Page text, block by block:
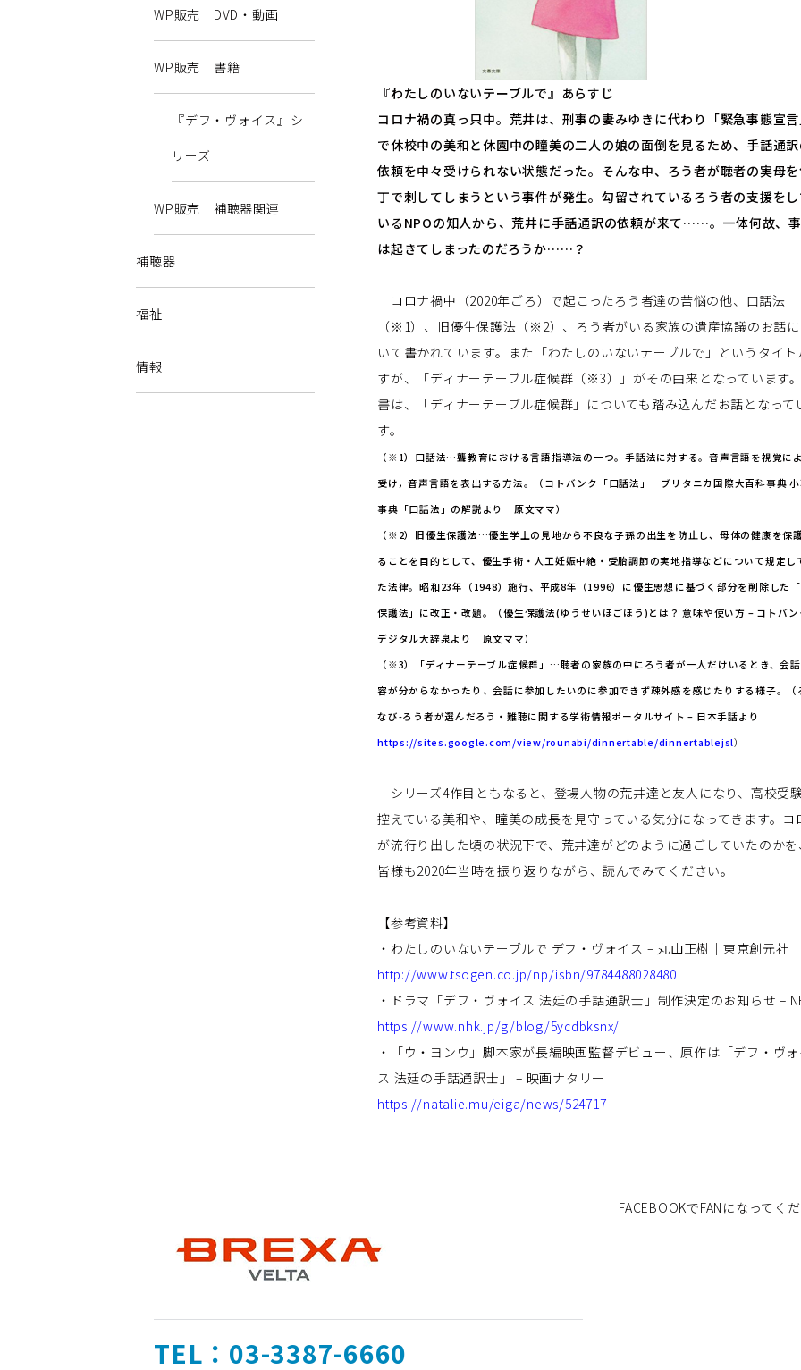
『わたしのいないテーブルで』あらすじ
コロナ禍の真っ只中。荒井は、刑事の妻みゆきに代わり「緊急事態宣言
で休校中の美和と休園中の瞳美の二人の娘の面倒を見るため、手話通訳
依頼を中々受けられない状態だった。そんな中、ろう者が聴者の実母
丁で刺してしまうという事件が発生。勾留されているろう者の支援をし
いる NPOの知人から、荒井に手話通訳の依頼が来て……。一体何故、
は起きてしまったのだろうか……？
コロナ禍中（2020年ごろ）で起こったろう者達の苦悩の他、口話法
（※ 1）、旧優生保護法（※ 2）、ろう者がいる家族の遺産協議のお話
いて書かれています。また「わたしのいないテーブルで」というタイト
すが、「ディナーテーブル症候群（※3）」がその由来となっています
書は、「ディナーテーブル症候群」についても踏み込んだお話となって
す。
（※1） 口話法…聾教育における言語指導法の一つ。手話法に対する。音声言語を視覚に
受け，音声言語を表出する方法。（ コトバンク「口話法」
ブリタニカ国際大百科事典 小
事典「口話法」の解説より 原文ママ）
（※2）旧優生保護法…優生学上の見地から不良な子孫の出生を防止し、母体の健康を保
ることを目的として、優生手術・人工妊娠中絶・受胎調節の実地指導などについて規定し
た法律。昭和23年（1948）施行、平成8年（1996）に優生思想に基づく部分を削除した
保護法」に改正・改題。（優生保護法(ゆうせいほごほう) とは？ 意味や使い方 – コトバン
デジタル大辞泉より 原文ママ）
（※3）「ディナーテーブル症候群」…聴者の家族の中にろう者が一人だけいるとき、会
容が分からなかったり、会話に参加したいのに参加できず疎外感を感じたりする様子。（
なび-ろう者が選んだろう・難聴に関する学術情報ポータルサイト – 日本手話より
https://sites.google.com/view/rounabi/dinnertable/dinnertablejsl）
シリーズ4作目ともなると、登場人物の荒井達と友人になり、高校受
控えている美和や、瞳美の成長を見守っている気分になってきます。コ
が流行り出した頃の状況下で、荒井達がどのように過ごしていたのかを
皆様も2020年当時を振り返りながら、読んでみてください。
【参考資料】
・わたしのいないテーブルで デフ・ヴォイス – 丸山正樹｜東京創元社
http://www.tsogen.co.jp/np/isbn/9784488028480
・ドラマ「デフ・ヴォイス 法廷の手話通訳士」制作決定のお知らせ –
https://www.nhk.jp/g/blog/5ycdbksnx/
・「ウ・ヨンウ」脚本家が長編映画監督デビュー、原作は「デフ・ヴォ
ス 法廷の手話通訳士」
– 映画ナタリー
https://natalie.mu/eiga/news/524717
WP販売 DVD・動画
WP販売 書籍
『デフ・ヴォイス』シ
リーズ
WP販売 補聴器関連
補聴器
福祉
情報
TEL：03-3387-6660
FACEBOOKでFANになってく